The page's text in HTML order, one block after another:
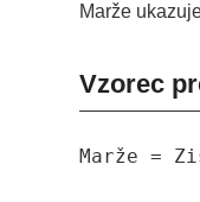
Marže
Vzorec
Marže =